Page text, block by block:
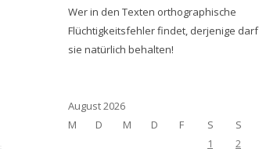
Wer in den Texten orthographische
Flüchtigkeitsfehler findet, derjenige darf
sie natürlich behalten!
August 2026
M
D M D F S
S
1
2